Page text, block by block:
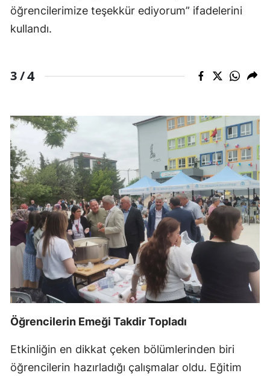
öğrencilerimize teşekkür ediyorum” ifadelerini
kullandı.
3 /4
Öğrencilerin Emeği Takdir Topladı
Etkinliğin en dikkat çeken bölümlerinden biri
öğrencilerin hazırladığı çalışmalar oldu. Eğitim